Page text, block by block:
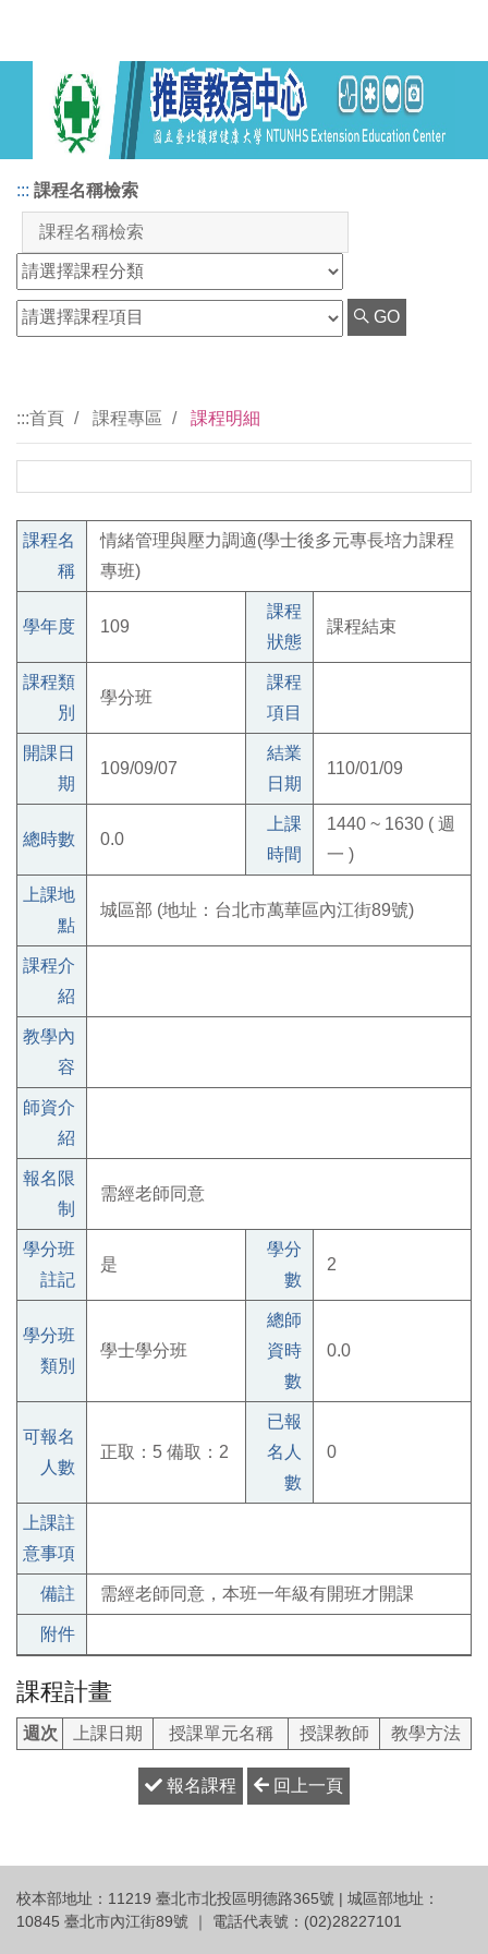
::: 課程名稱檢索
GO
:::首頁 課程專區 課程明細
課程名
稱
情緒管理與壓力調適(學士後多元專長培力課程
專班)
學年度 109
課程
狀態
課程結束
課程類
別
學分班
課程
項目
開課日
期
109/09/07
結業
日期
110/01/09
總時數 0.0
上課
時間
1440 ~ 1630 ( 週
一 )
上課地
點
城區部 (地址：台北市萬華區內江街89號)
課程介
紹
教學內
容
師資介
紹
報名限
制
需經老師同意
學分班
註記
是
學分
數
2
學分班
類別
學士學分班
總師
資時
數
0.0
可報名
人數
正取：5 備取：2
已報
名人
數
0
上課註
意事項
備註 需經老師同意，本班一年級有開班才開課
附件
課程計畫
週次 上課日期 授課單元名稱 授課教師 教學方法
報名課程 回上一頁
校本部地址：11219 臺北市北投區明德路365號 | 城區部地址：
10845 臺北市內江街89號 ｜ 電話代表號：(02)28227101